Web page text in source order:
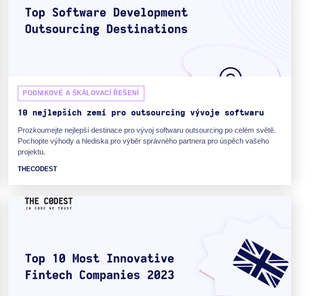
PODNIKOVÉ A ŠKÁLOVACÍ ŘEŠENÍ
10 nejlepších zemí pro outsourcing vývoje softwaru
Prozkoumejte nejlepší destinace pro vývoj softwaru outsourcing po celém světě.
Pochopte výhody a hlediska pro výběr správného partnera pro úspěch vašeho
projektu.
THECODEST